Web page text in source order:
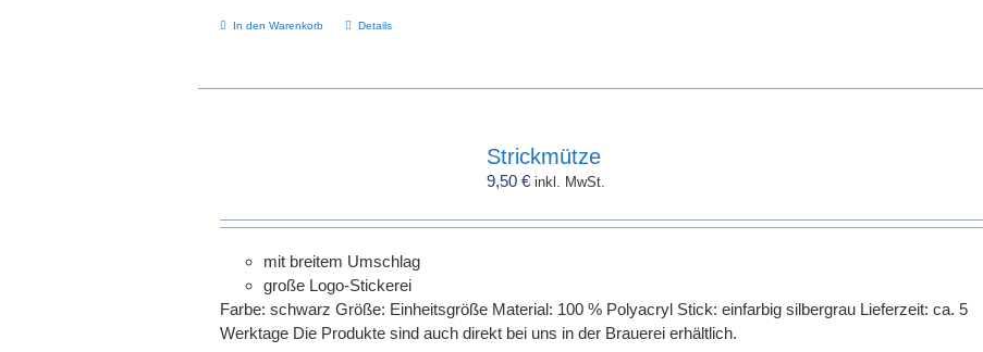
In den Warenkorb Details
Strickmütze
9,50 € inkl. MwSt.
mit breitem Umschlag
große Logo-Stickerei
Farbe: schwarz Größe: Einheitsgröße Material: 100 % Polyacryl Stick: einfarbig silbergrau Lieferzeit: ca. 5
Werktage Die Produkte sind auch direkt bei uns in der Brauerei erhältlich.